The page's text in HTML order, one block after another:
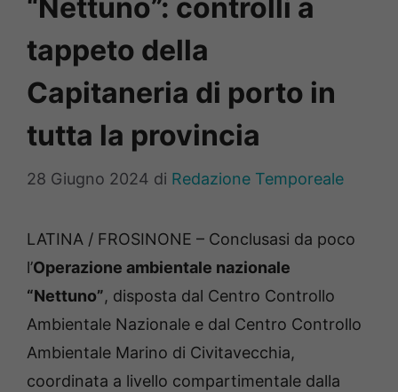
“Nettuno”: controlli a
tappeto della
Capitaneria di porto in
tutta la provincia
28 Giugno 2024 di Redazione Temporeale
LATINA / FROSINONE – Conclusasi da poco
l’Operazione ambientale nazionale
“Nettuno”, disposta dal Centro Controllo
Ambientale Nazionale e dal Centro Controllo
Ambientale Marino di Civitavecchia,
coordinata a livello compartimentale dalla